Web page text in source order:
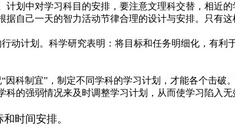
划中对学习科目的安排，要注意文理科交替，相近
自己一天的智力活动节律合理的设计与安排。只有这
动计划。科学研究表明：将目标和任务明细化，有利
科制宜”，制定不同学科的学习计划，才能各个击破
的强弱情况来及时调整学习计划，从而使学习陷入
时间安排。